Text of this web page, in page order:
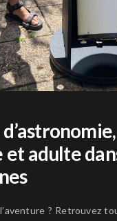
adulte
? Retrouvez